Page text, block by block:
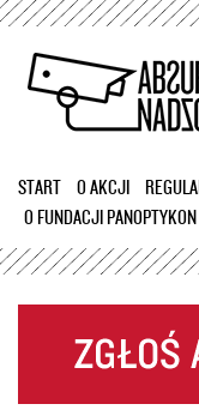
START O AKCJI
O FUNDACJI PANOPTYKON